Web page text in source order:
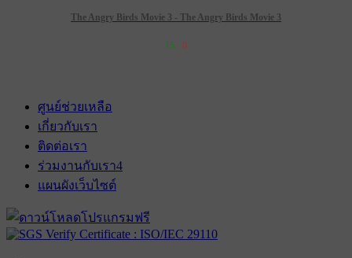
The Angry Birds Movie 3 - The Angry Birds Movie 3
15 0
ศูนย์ช่วยเหลือ
เกี่ยวกับเรา
ติดต่อเรา
ร่วมงานกับเรา4
แผนผังเว็บไซต์